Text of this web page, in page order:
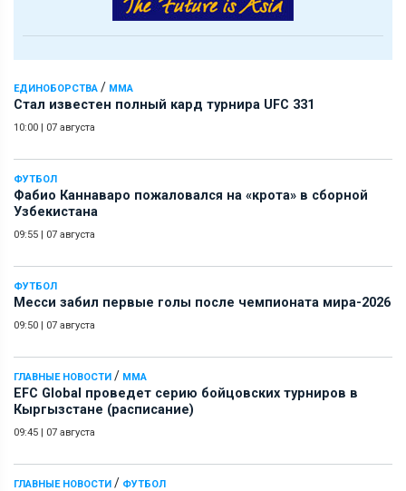
ЕДИНОБОРСТВА / ММА
Стал известен полный кард турнира UFC 331
10:00 | 07 августа
ФУТБОЛ
Фабио Каннаваро пожаловался на «крота» в сборной
Узбекистана
09:55 | 07 августа
ФУТБОЛ
Месси забил первые голы после чемпионата мира-2026
09:50 | 07 августа
ГЛАВНЫЕ НОВОСТИ / ММА
EFC Global проведет серию бойцовских турниров в
Кыргызстане (расписание)
09:45 | 07 августа
ГЛАВНЫЕ НОВОСТИ / ФУТБОЛ